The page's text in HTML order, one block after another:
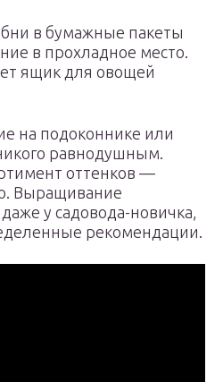
в бумажные пакеты
в прохладное место.
ящик для овощей
на подоконнике или
равнодушным.
оттенков —
Выращивание
у садовода-новичка,
рекомендации.